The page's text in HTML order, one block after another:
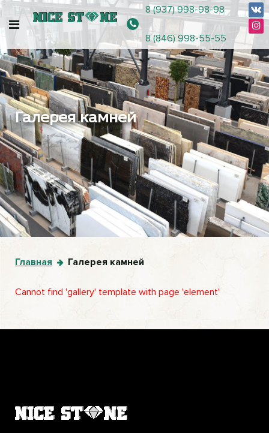
8 (937) 998-98-98
8 (846) 998-55-55
Галерея камней
Главная Галерея камней
Cannot find 'gallery' template with page 'element'